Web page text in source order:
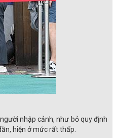
nhập cảnh, như bỏ quy định
hiện ở mức rất thấp.